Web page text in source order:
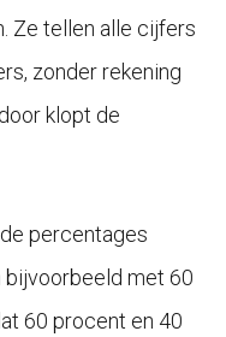
Ze tellen alle cijfers
zonder rekening
klopt de
percentages
bijvoorbeeld met 60
60 procent en 40